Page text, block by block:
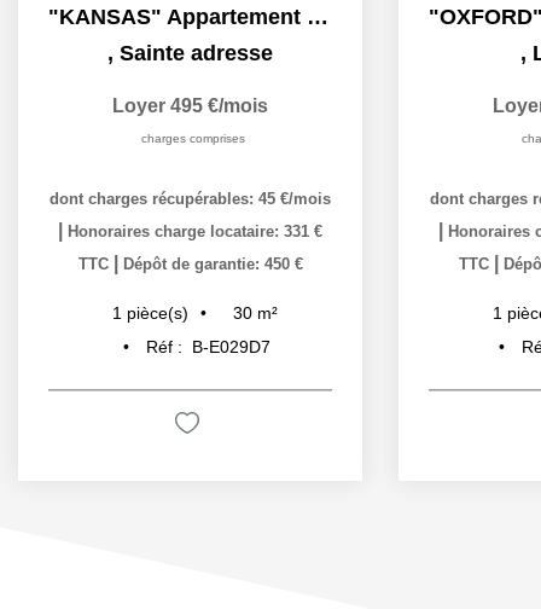
"KANSAS" Appartement F1 à louer en exclusivité à Sainte...
, Sainte adresse
Loyer 495 €/mois
charges comprises
dont charges récupérables: 45 €/mois
Honoraires charge locataire: 331 €
TTC
Dépôt de garantie: 450 €
1 pièce(s) 30 m²
Réf :
B-E029D7
,
dont charges
Honoraires
TTC
1